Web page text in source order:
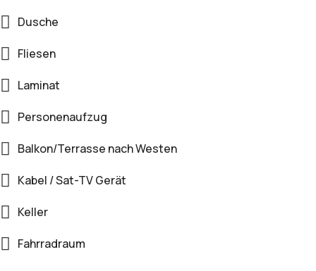
Dusche
Fliesen
Laminat
Personenaufzug
Balkon/Terrasse nach Westen
Kabel / Sat-TV Gerät
Keller
Fahrradraum